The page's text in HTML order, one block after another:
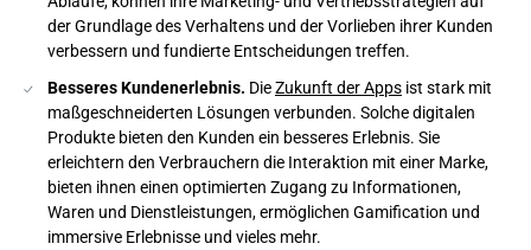
der Grundlage des Verhaltens und der Vorlieben ihrer Kunden
verbessern und fundierte Entscheidungen treffen.
Besseres Kundenerlebnis. DieZukunft der Apps ist stark mit
maßgeschneiderten Lösungen verbunden. Solche digitalen
Produkte bieten den Kunden ein besseres Erlebnis. Sie
erleichtern den Verbrauchern die Interaktion mit einer Marke,
bieten ihnen einen optimierten Zugang zu Informationen,
Waren und Dienstleistungen, ermöglichen Gamification und
immersive Erlebnisse und vieles mehr.